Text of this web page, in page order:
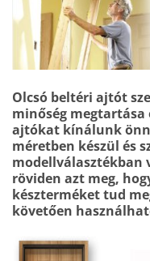
Olcsó beltéri ajtót
minőség megtartása
ajtókat kínálunk
méretben készül és
modellválasztékban
röviden azt meg,
készterméket tud
követően